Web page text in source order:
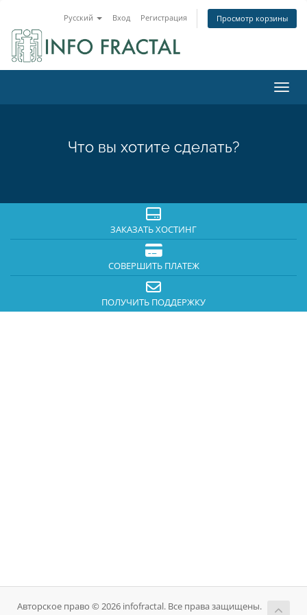
Русский Вход Регистрация Просмотр корзины
Что вы хотите сделать?
ЗАКАЗАТЬ ХОСТИНГ
СОВЕРШИТЬ ПЛАТЕЖ
ПОЛУЧИТЬ ПОДДЕРЖКУ
Авторское право © 2026 infofractal. Все права защищены.